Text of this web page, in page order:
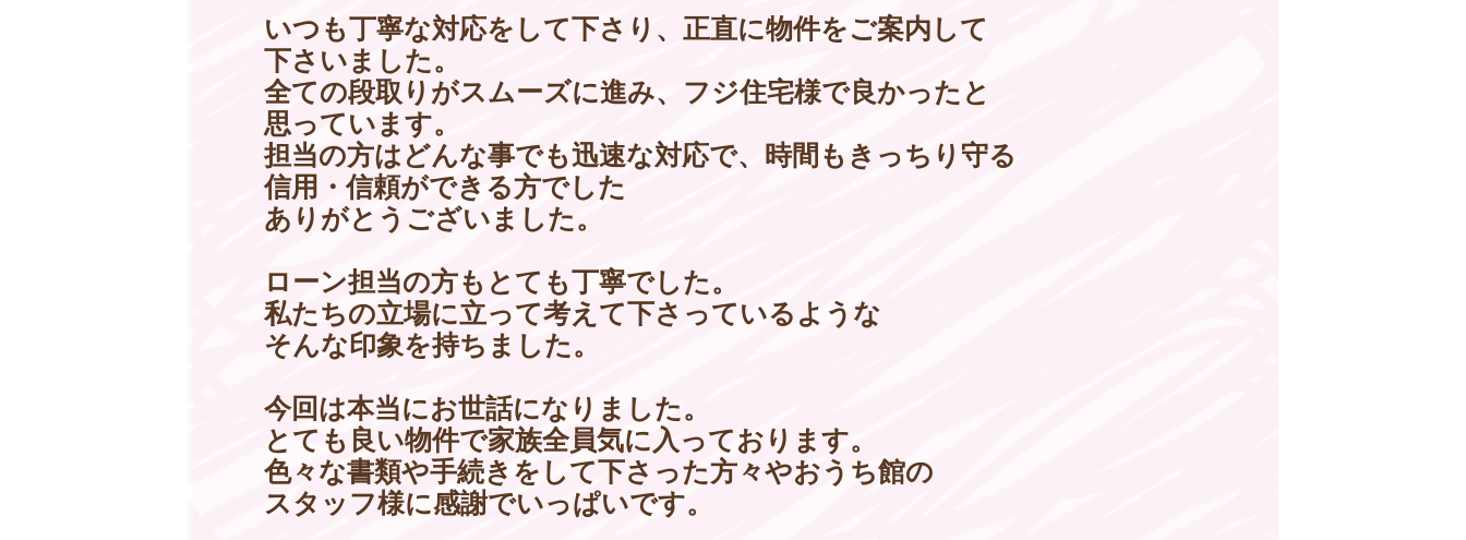
いつも丁寧な対応をして下さり、正直に物件をご案内して
下さいました。
全ての段取りがスムーズに進み、フジ住宅様で良かったと
思っています。
担当の方はどんな事でも迅速な対応で、時間もきっちり守る
信用・信頼ができる方でした
ありがとうございました。
ローン担当の方もとても丁寧でした。
私たちの立場に立って考えて下さっているような
そんな印象を持ちました。
今回は本当にお世話になりました。
とても良い物件で家族全員気に入っております。
色々な書類や手続きをして下さった方々やおうち館の
スタッフ様に感謝でいっぱいです。